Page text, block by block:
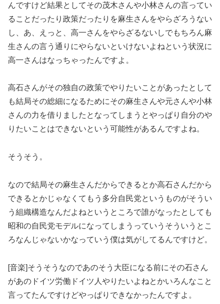
んですけど結果としてその茂木さんや小林さんの言ってい
ることだったり政策だったりを麻生さんをやらざろうない
し、あ、えっと、高一さんをやらざるないしでもちろん麻
生さんの言う通りにやらないといけないよねという状況に
高一さんはなっちゃったんですよ。
高石さんがその独自の政策でやりたいことがあったとして
も結局その総細になるためにその麻生さんや元さんや小林
さんの力を借りましたとなってしまうとやっぱり自分のや
りたいことはできないという可能性があるんですよね。
そうそう。
なので結局その麻生さんだからできるとか高石さんだから
できるとかじゃなくてもう多分自民党というものがそうい
う組織構造なんだよねというところで誰がなったとしても
昭和の自民党モデルになってしまうっていうそういうとこ
ろなんじゃないかなっていう僕は気がしてるんですけど。
[音楽]そうそうなのであのそう大臣になる前にその石さん
があのドイツ労働ドイツ人やりたいよねとかいろんなこと
言ってたんですけどやっぱりできなかったんですよ。